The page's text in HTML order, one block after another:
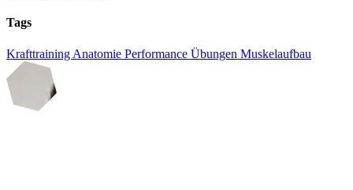
Tags
Krafttraining Anatomie Performance Übungen Muskelaufbau